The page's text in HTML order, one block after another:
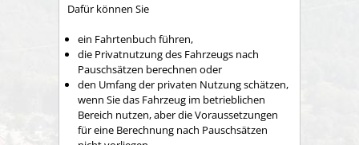
Dafür können Sie
ein Fahrtenbuch führen,
die Privatnutzung des Fahrzeugs nach
Pauschsätzen berechnen oder
den Umfang der privaten Nutzung schätzen,
wenn Sie das Fahrzeug im betrieblichen
Bereich nutzen, aber die Voraussetzungen
für eine Berechnung nach Pauschsätzen